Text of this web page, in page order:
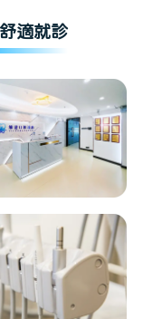
適就診